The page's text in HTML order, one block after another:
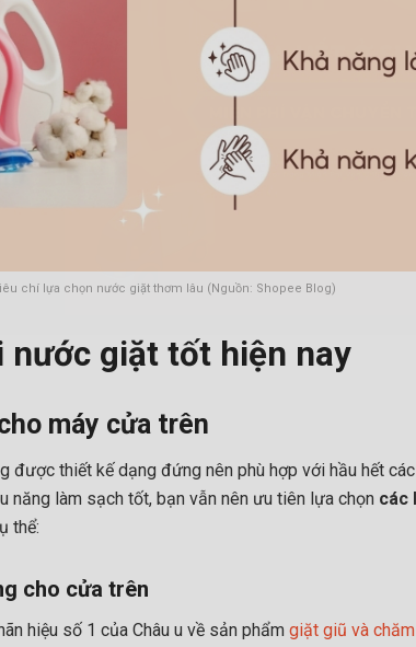
chí lựa chọn nước giặt thơm lâu (Nguồn: Shopee Blog)
nước giặt tốt hiện nay
máy cửa trên
được thiết kế dạng đứng nên phù hợp với hầu hết
năng làm sạch tốt, bạn vẫn nên ưu tiên lựa chọn các
thể:
cho cửa trên
hiệu số 1 của Châu u về sản phẩm giặt giũ và